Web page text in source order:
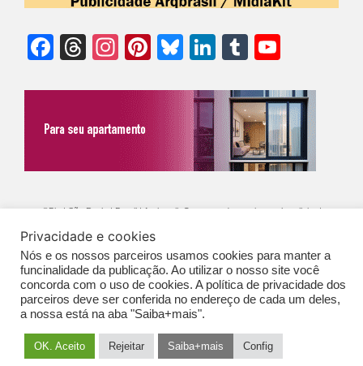
Facebook
Threads
Instagram
Pinterest
Bluesky
LinkedIn
Tumblr
©Biz | São Paulo | Brasil | Arqbrasil: O espaço da arquitetura brasileira |
Expediente|Contato|Newsletter
GERAIS DE PUBLICAÇÃO (CGP)
Privacidade e cookies
Nós e os nossos parceiros usamos cookies para manter a
funcinalidade da publicação. Ao utilizar o nosso site você
concorda com o uso de cookies. A política de privacidade dos
parceiros deve ser conferida no endereço de cada um deles,
a nossa está na aba "Saiba+mais".
OK. Aceito Rejeitar Saiba+mais Config